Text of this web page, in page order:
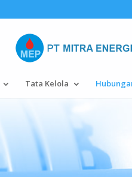
Tata Kelola